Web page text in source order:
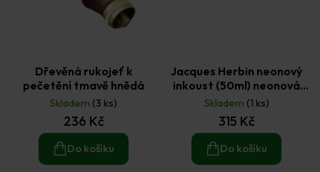
Dřevěná rukojeť k
pečetění tmavě hnědá
Skladem (3 ks)
236 Kč
Do košíku
Jacques Herbin neonový
inkoust (50ml) neonová
oranžová
Skladem (1 ks)
315 Kč
Do košíku